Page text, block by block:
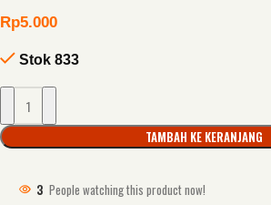
Rp5.000
Stok 833
TAMBAH KE KERANJANG
3 People watching this product now!